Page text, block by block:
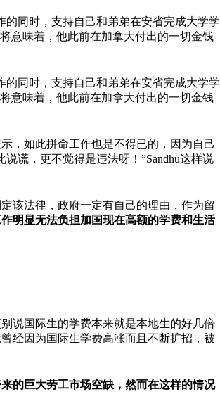
的同时，支持自己和弟弟在安省完成大学学
意味着，他此前在加拿大付出的一切金钱
的同时，支持自己和弟弟在安省完成大学学
意味着，他此前在加拿大付出的一切金钱
，如此拼命工作也是不得已的，因为自己
谎，更不觉得是违法呀！”Sandhu这样说
该法律，政府一定有自己的理由，作为留
明显无法负担加国现在高额的学费和生活
说国际生的学费本来就是本地生的好几倍
经因为国际生学费高涨而且不断扩招，被
的巨大劳工市场空缺，然而在这样的情况